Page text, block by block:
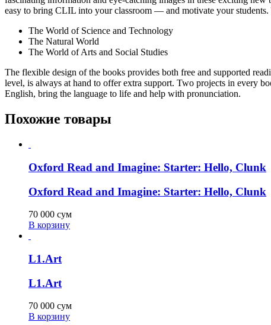
easy to bring CLIL into your classroom — and motivate your students.
The World of Science and Technology
The Natural World
The World of Arts and Social Studies
The flexible design of the books provides both free and supported
level, is always at hand to offer extra support. Two projects in every
English, bring the language to life and help with pronunciation.
Похожие товары
Oxford Read and Imagine: Starter: Hello, Clunk
Oxford Read and Imagine: Starter: Hello, Clunk
70 000 сум
В корзину
L1.Art
L1.Art
70 000 сум
В корзину